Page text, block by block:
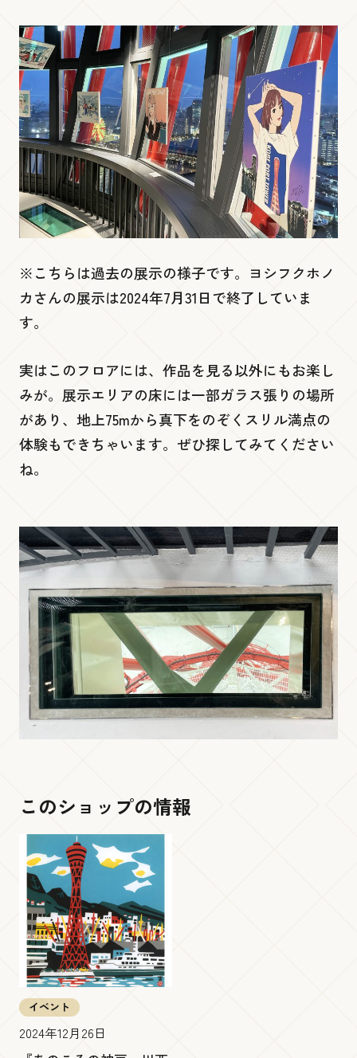
ワー店』
低層１階
Ready go round mini
チケット売り場・インフォメーション
※こちらは過去の展示の様子です。ヨシフクホノ
カさんの展示は2024年7月31日で終了していま
す。
実はこのフロアには、作品を見る以外にもお楽し
みが。展示エリアの床には一部ガラス張りの場所
があり、地上75mから真下をのぞくスリル満点の
体験もできちゃいます。ぜひ探してみてください
ね。
このショップの情報
イベント
2024年12月26日